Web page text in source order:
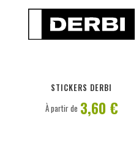
STICKERS DERBI
À partir de 3,60 €